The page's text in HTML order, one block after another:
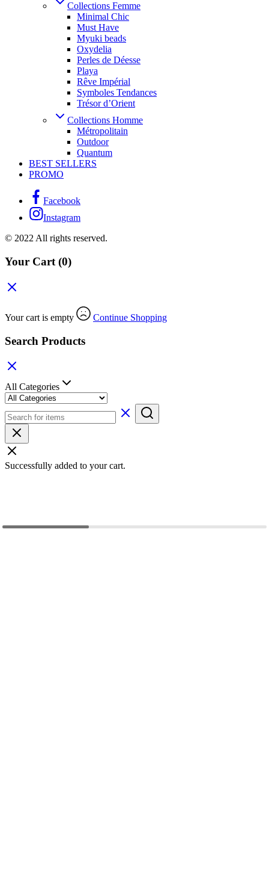
Collections Femme
Minimal Chic
Must Have
Myuki beads
Oxydelia
Perles de Déesse
Playa
Rêve Impérial
Symboles Tendances
Trésor d’Orient
Collections Homme
Métropolitain
Outdoor
Quantum
BEST SELLERS
PROMO
Facebook
Instagram
© 2022 All rights reserved.
Your Cart (0)
Your cart is empty Continue Shopping
Search Products
All Categories
Successfully added to your cart.